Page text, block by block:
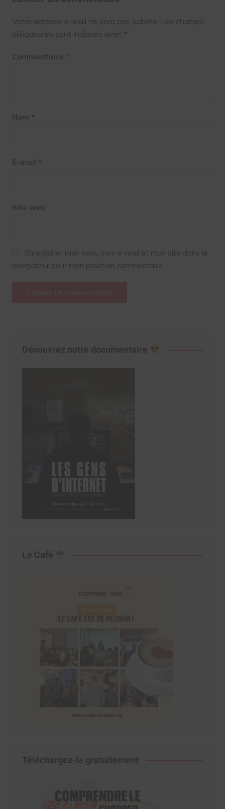
Votre adresse e-mail ne sera pas publiée. Les champs
obligatoires sont indiqués avec *
Commentaire *
Nom *
E-mail *
Site web
Enregistrer mon nom, mon e-mail et mon site dans le
navigateur pour mon prochain commentaire.
Découvrez notre documentaire
Le Café
Téléchargez-le gratuitement